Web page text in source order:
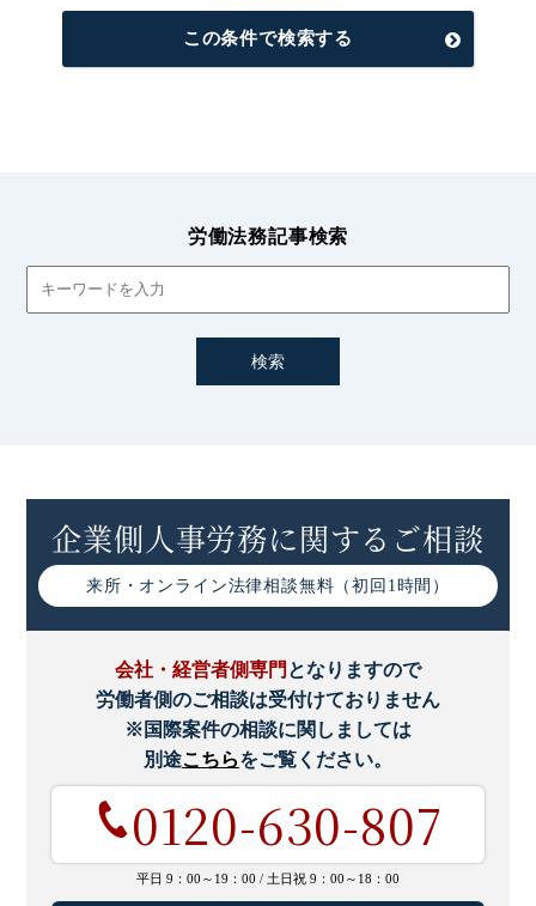
この条件で検索する
労働法務記事検索
企業側人事労務に関するご相談
来所・オンライン法律相談無料（初回1時間）
会社・経営者側専門 となりますので
労働者側のご相談は受付けておりません
※国際案件の相談に関しましては
別途こちらをご覧ください。
0120-630-807
平日 9：00～19：00 / 土日祝 9：00～18：00